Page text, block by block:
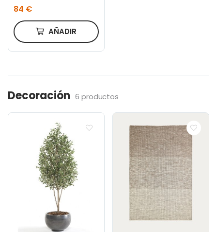
84 €
AÑADIR
Decoración 6 productos